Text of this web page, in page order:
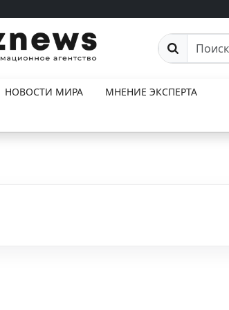
Поиск
НОВОСТИ МИРА
МНЕНИЕ ЭКСПЕРТА